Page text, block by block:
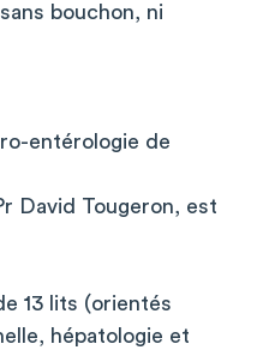
bouchon, ni
entérologie de
David Tougeron, est
13 lits (orientés
hépatologie et